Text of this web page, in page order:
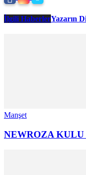
İlgili HaberlerYazarın
Manşet
NEWROZA